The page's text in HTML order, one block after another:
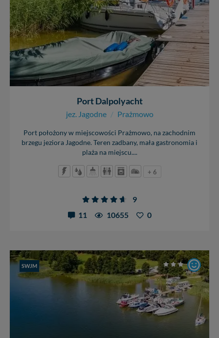
Port Dalpolyacht
jez. Jagodne / Prażmowo
Port położony w miejscowości Prażmowo, na zachodnim
brzegu jeziora Jagodne. Teren zadbany, mała gastronomia i
plaża na miejscu....
+ 6
9
11
10655 0
SWJM